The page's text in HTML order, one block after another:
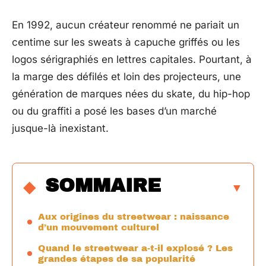
En 1992, aucun créateur renommé ne pariait un
centime sur les sweats à capuche griffés ou les
logos sérigraphiés en lettres capitales. Pourtant, à
la marge des défilés et loin des projecteurs, une
génération de marques nées du skate, du hip-hop
ou du graffiti a posé les bases d’un marché
jusque-là inexistant.
SOMMAIRE
Aux origines du streetwear : naissance
d’un mouvement culturel
Quand le streetwear a-t-il explosé ? Les
grandes étapes de sa popularité